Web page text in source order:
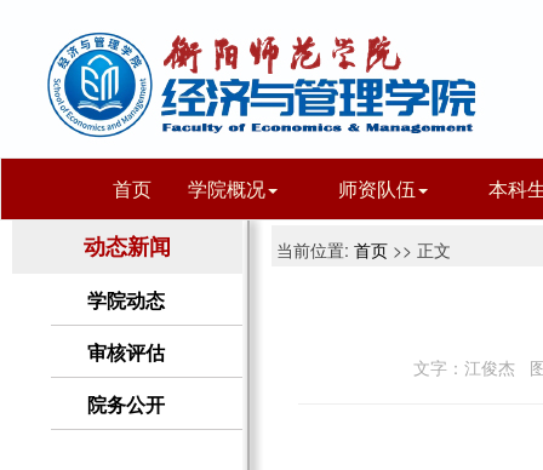
首页 学院概况 师资队伍 本科
动态新闻
学院动态
审核评估
院务公开
当前位置: 首页 >> 正文
文字：江俊杰